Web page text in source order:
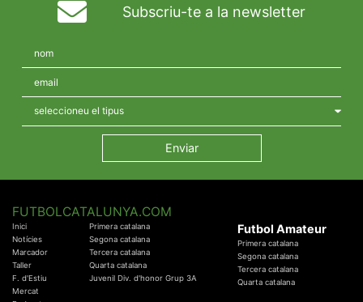
Subscriu-te a la newsletter
FUTBOLCATALUNYA.COM
Inici
Notícies
Marcador
Taller
F. d'Estiu
Mercat
Primera catalana
Segona catalana
Tercera catalana
Quarta catalana
Juvenil Div. d'honor Grup 3A
Futbol Amateur
Primera catalana
Segona catalana
Tercera catalana
Quarta catalana